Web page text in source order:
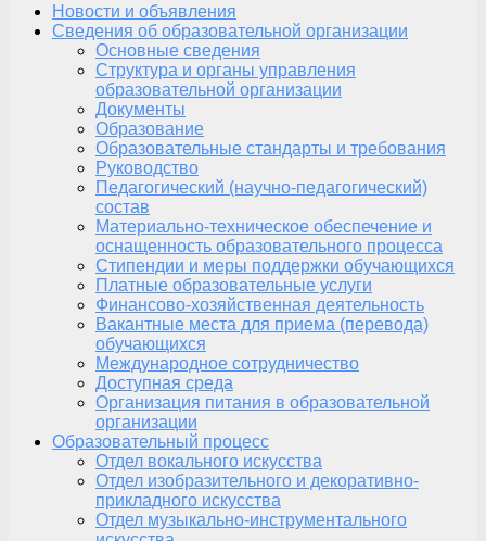
Новости и объявления
Сведения об образовательной организации
Основные сведения
Структура и органы управления
образовательной организации
Документы
Образование
Образовательные стандарты и требования
Руководство
Педагогический (научно-педагогический)
состав
Материально-техническое обеспечение и
оснащенность образовательного процесса
Стипендии и меры поддержки обучающихся
Платные образовательные услуги
Финансово-хозяйственная деятельность
Вакантные места для приема (перевода)
обучающихся
Международное сотрудничество
Доступная среда
Организация питания в образовательной
организации
Образовательный процесс
Отдел вокального искусства
Отдел изобразительного и декоративно-
прикладного искусства
Отдел музыкально-инструментального